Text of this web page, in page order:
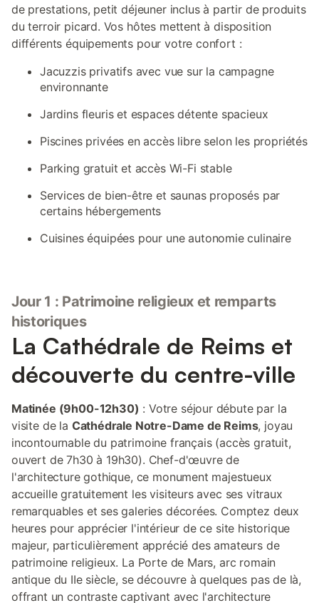
de prestations, petit déjeuner inclus à partir de produits
du terroir picard. Vos hôtes mettent à disposition
différents équipements pour votre confort :
Jacuzzis privatifs avec vue sur la campagne
environnante
Jardins fleuris et espaces détente spacieux
Piscines privées en accès libre selon les propriétés
Parking gratuit et accès Wi-Fi stable
Services de bien-être et saunas proposés par
certains hébergements
Cuisines équipées pour une autonomie culinaire
Jour 1 : Patrimoine religieux et remparts
historiques
La Cathédrale de Reims et
découverte du centre-ville
Matinée (9h00-12h30) : Votre séjour débute par la
visite de la Cathédrale Notre-Dame de Reims, joyau
incontournable du patrimoine français (accès gratuit,
ouvert de 7h30 à 19h30). Chef-d'œuvre de
l'architecture gothique, ce monument majestueux
accueille gratuitement les visiteurs avec ses vitraux
remarquables et ses galeries décorées. Comptez deux
heures pour apprécier l'intérieur de ce site historique
majeur, particulièrement apprécié des amateurs de
patrimoine religieux. La Porte de Mars, arc romain
antique du IIe siècle, se découvre à quelques pas de là,
offrant un contraste captivant avec l'architecture